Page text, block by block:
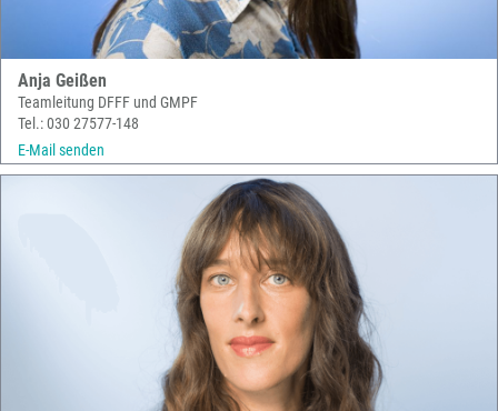
Anja Geißen
Teamleitung DFFF und GMPF
Tel.: 030 27577-148
E-Mail senden